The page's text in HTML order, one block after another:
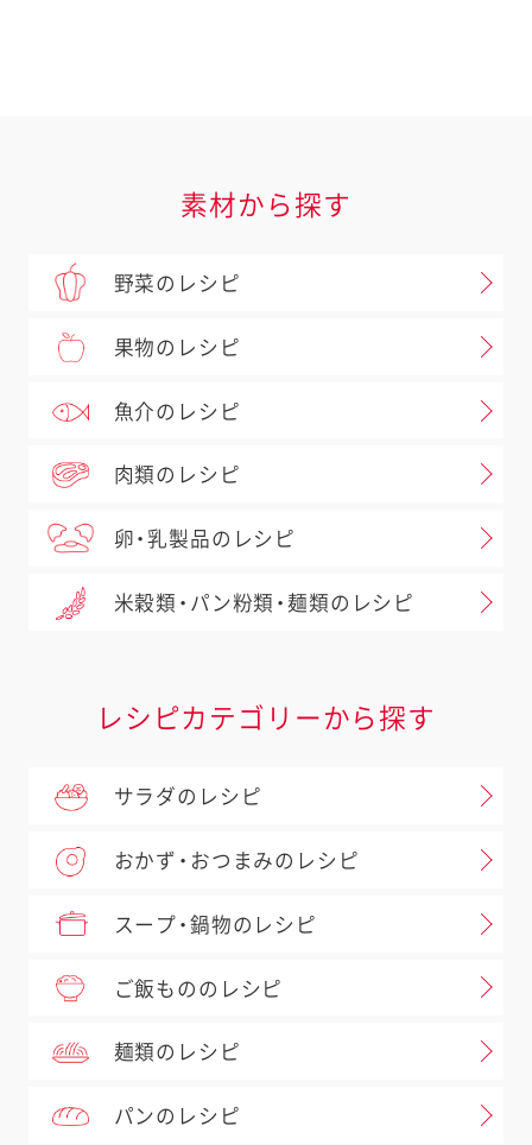
５５ ワイルドブルーベリー
素材から探す
野菜のレシピ
果物のレシピ
魚介のレシピ
肉類のレシピ
卵・乳製品のレシピ
米穀類・パン粉類・麺類のレシピ
レシピカテゴリーから探す
サラダのレシピ
おかず・おつまみのレシピ
スープ・鍋物のレシピ
ご飯もののレシピ
麺類のレシピ
パンのレシピ